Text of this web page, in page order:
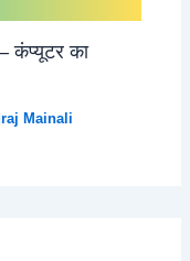
कंप्यूटर का
Mainali